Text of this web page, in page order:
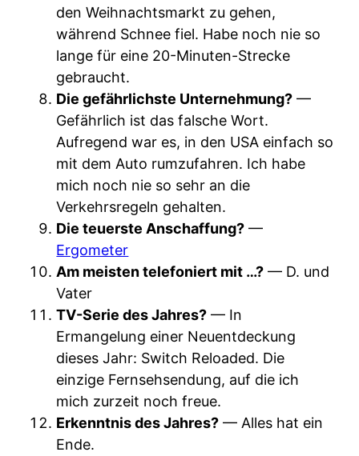
den Weihnachtsmarkt zu gehen,
während Schnee fiel. Habe noch nie so
lange für eine 20-Minuten-Strecke
gebraucht.
Die gefährlichste Unternehmung? —
Gefährlich ist das falsche Wort.
Aufregend war es, in den USA einfach so
mit dem Auto rumzufahren. Ich habe
mich noch nie so sehr an die
Verkehrsregeln gehalten.
Die teuerste Anschaffung? —
Ergometer
Am meisten telefoniert mit …? — D. und
Vater
TV-Serie des Jahres? — In
Ermangelung einer Neuentdeckung
dieses Jahr: Switch Reloaded. Die
einzige Fernsehsendung, auf die ich
mich zurzeit noch freue.
Erkenntnis des Jahres? — Alles hat ein
Ende.